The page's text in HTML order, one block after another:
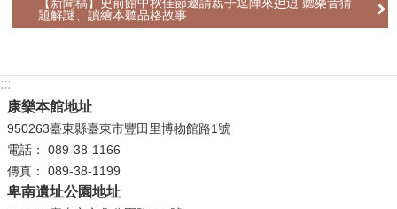
護
策
資
訊
安
全
宣
題解謎、讀繪本聽品格故事
:::
康樂本館地址
950263臺東縣臺東市豐田里博物館路1號
電話： 089-38-1166
傳真： 089-38-1199
卑南遺址公園地址